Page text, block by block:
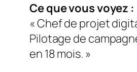
Ce que vous voyez :
« Chef de projet
Pilotage de
en 18 mois. »